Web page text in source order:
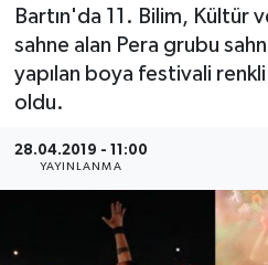
Bartın'da 11. Bilim, Kültür
sahne alan Pera grubu
yapılan boya festivali
oldu.
28.04.2019 - 11:00
YAYINLANMA
Medya
Sinema
Sivil Toplum